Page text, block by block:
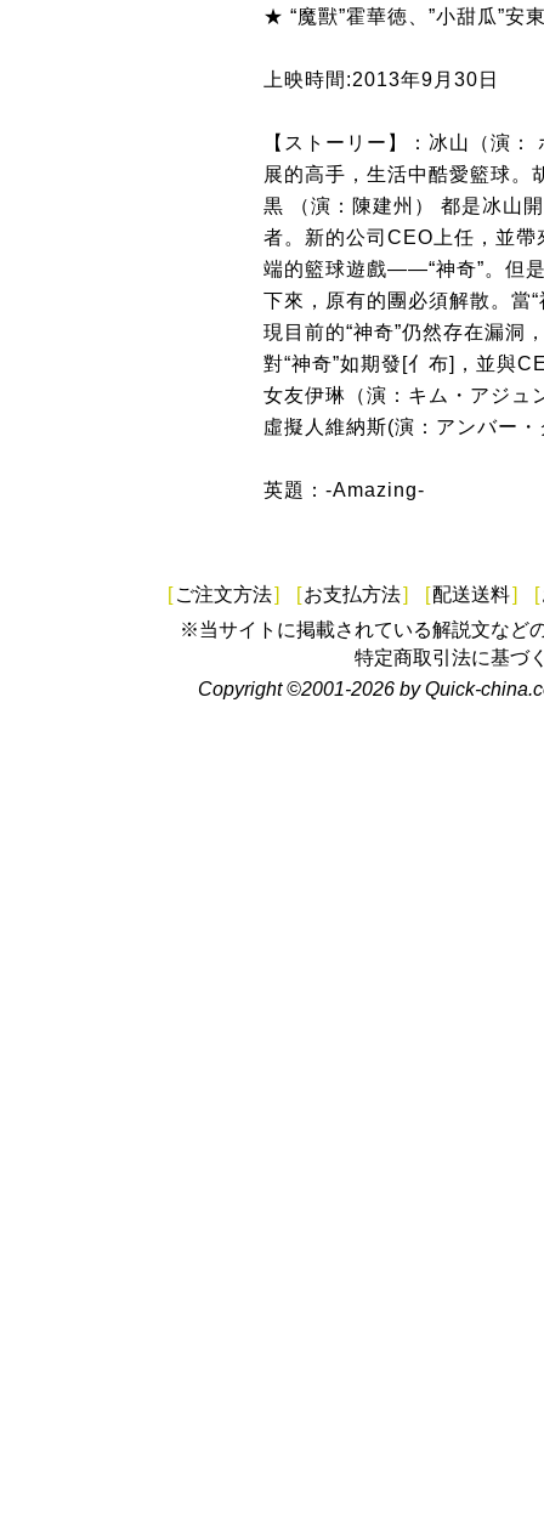
★ “魔獸”霍華徳、”小甜瓜”安
上映時間:2013年9月30日
【ストーリー】：冰山（演
展的高手，生活中酷愛籃球。
黒 （演：陳建州） 都是冰山
者。新的公司CEO上任，並
端的籃球遊戲——“神奇”。但
下來，原有的團必須解散。當
現目前的“神奇”仍然存在漏洞
對“神奇”如期發[亻布]，並與
女友伊琳（演：キム・アジュ
虛擬人維納斯(演：アンバー
英題：-Amazing-
[ ご注文方法] [お支払方法] [配送送料] [
※当サイトに掲載されている解説文など
特定商取引法に基づ
Copyright ©2001-2026 by Quick-